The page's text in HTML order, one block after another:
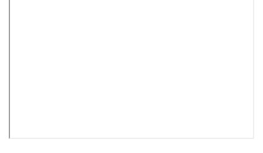
Процессор и производительность